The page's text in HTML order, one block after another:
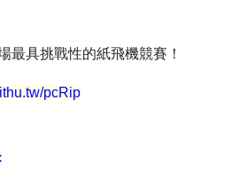
最具挑戰性的紙飛機競賽！
pcRip